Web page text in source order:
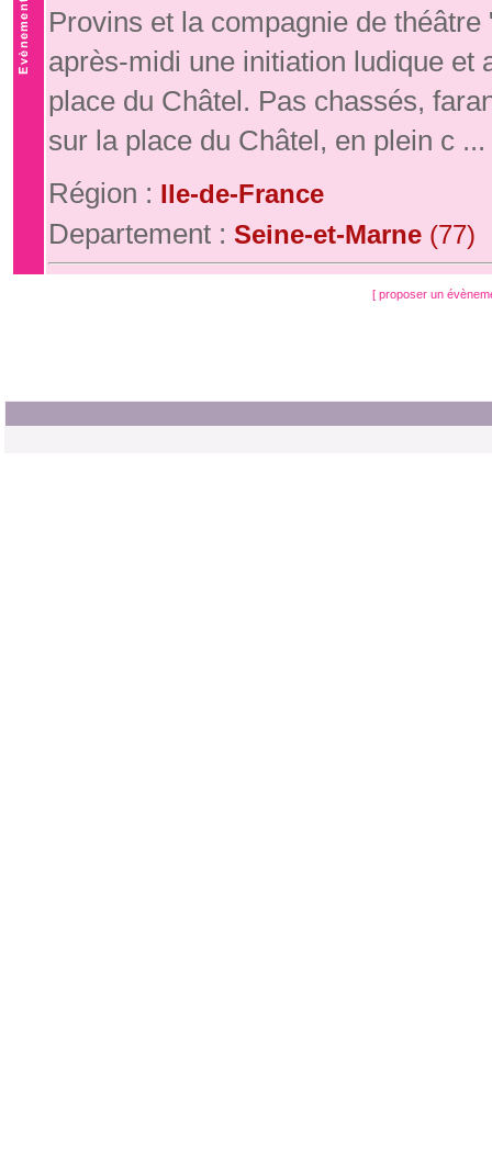
Provins et la compagnie de
après-midi une initiation ludique et
place du Châtel. Pas chassés,
sur la place du Châtel, en plein c ...
Région : Ile-de-France
Departement : Seine-et-Marne (77)
[ proposer un